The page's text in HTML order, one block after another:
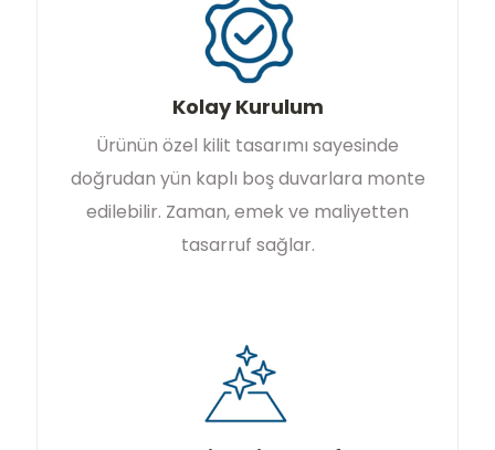
Kolay Kurulum
Ürünün özel kilit tasarımı sayesinde
doğrudan yün kaplı boş duvarlara monte
edilebilir. Zaman, emek ve maliyetten
tasarruf sağlar.